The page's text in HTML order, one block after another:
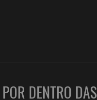
DENTRO DAS